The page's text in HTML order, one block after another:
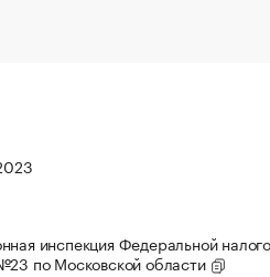
инспекция Федеральной
по Московской области